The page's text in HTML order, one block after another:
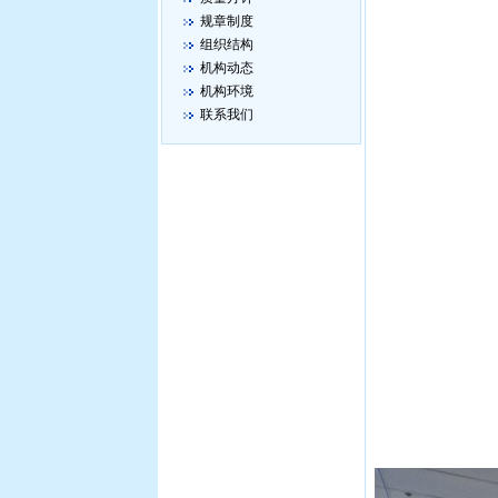
规章制度
组织结构
机构动态
机构环境
联系我们